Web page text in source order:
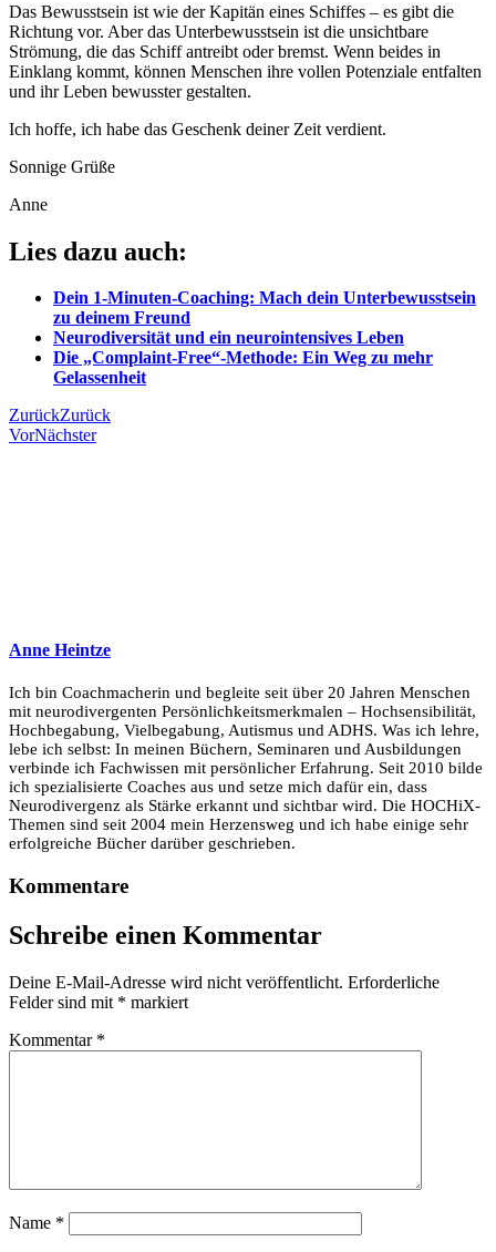
Das Bewusstsein ist wie der Kapitän eines Schiffes – es gibt die
Richtung vor. Aber das Unterbewusstsein ist die unsichtbare
Strömung, die das Schiff antreibt oder bremst. Wenn beides in
Einklang kommt, können Menschen ihre vollen Potenziale entfalten
und ihr Leben bewusster gestalten.
Ich hoffe, ich habe das Geschenk deiner Zeit verdient.
Sonnige Grüße
Anne
Lies dazu auch:
Dein 1-Minuten-Coaching: Mach dein Unterbewusstsein
zu deinem Freund
Neurodiversität und ein neurointensives Leben
Die „Complaint-Free“-Methode: Ein Weg zu mehr
Gelassenheit
ZurückZurück
VorNächster
Anne Heintze
Ich bin Coachmacherin und begleite seit über 20 Jahren Menschen
mit neurodivergenten Persönlichkeitsmerkmalen – Hochsensibilität,
Hochbegabung, Vielbegabung, Autismus und ADHS. Was ich lehre,
lebe ich selbst: In meinen Büchern, Seminaren und Ausbildungen
verbinde ich Fachwissen mit persönlicher Erfahrung. Seit 2010 bilde
ich spezialisierte Coaches aus und setze mich dafür ein, dass
Neurodivergenz als Stärke erkannt und sichtbar wird. Die HOCHiX-
Themen sind seit 2004 mein Herzensweg und ich habe einige sehr
erfolgreiche Bücher darüber geschrieben.
Kommentare
Schreibe einen Kommentar
Deine E-Mail-Adresse wird nicht veröffentlicht. Erforderliche
Felder sind mit * markiert
Kommentar *
Name *